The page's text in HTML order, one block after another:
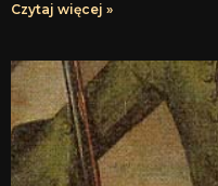
Czytaj więcej »